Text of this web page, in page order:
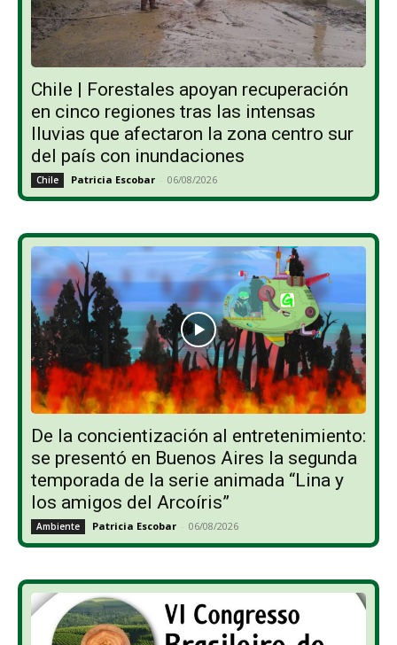
Chile | Forestales apoyan recuperación
en cinco regiones tras las intensas
lluvias que afectaron la zona centro sur
del país con inundaciones
Chile Patricia Escobar - 06/08/2026
De la concientización al entretenimiento:
se presentó en Buenos Aires la segunda
temporada de la serie animada “Lina y
los amigos del Arcoíris”
Ambiente Patricia Escobar - 06/08/2026